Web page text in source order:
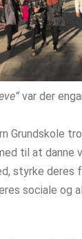
var der
Grundskole
til at danne
styrke deres
sociale og